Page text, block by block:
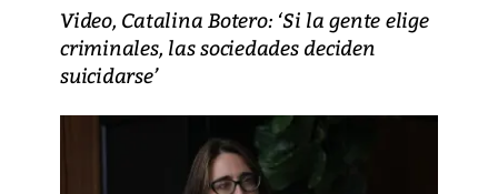
Video, Catalina Botero: ‘Si la gente elige
criminales, las sociedades deciden
suicidarse’